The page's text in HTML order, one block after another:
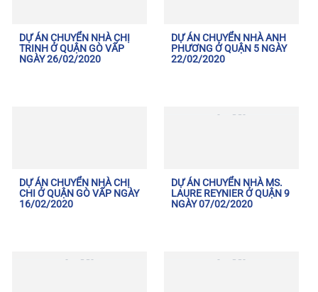
DỰ ÁN CHUYỂN NHÀ CHỊ
TRINH Ở QUẬN GÒ VẤP
NGÀY 26/02/2020
DỰ ÁN CHUYỂN NHÀ ANH
PHƯƠNG Ở QUẬN 5 NGÀY
22/02/2020
DỰ ÁN CHUYỂN NHÀ CHỊ
CHI Ở QUẬN GÒ VẤP NGÀY
16/02/2020
DỰ ÁN CHUYỂN NHÀ MS.
LAURE REYNIER Ở QUẬN 9
NGÀY 07/02/2020